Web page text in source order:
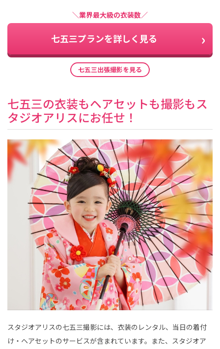
＼業界最大級の衣装数／
七五三プランを詳しく見る
七五三出張撮影を見る
七五三の衣装もヘアセットも撮影もス
タジオアリスにお任せ！
スタジオアリスの七五三撮影には、衣装のレンタル、当日の着付
け・ヘアセットのサービスが含まれています。また、スタジオア